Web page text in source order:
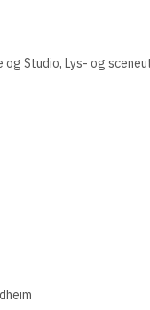
Studio, Lys- og